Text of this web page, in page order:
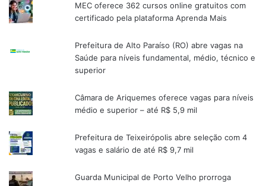
MEC oferece 362 cursos online gratuitos com
certificado pela plataforma Aprenda Mais
Prefeitura de Alto Paraíso (RO) abre vagas na
Saúde para níveis fundamental, médio, técnico e
superior
Câmara de Ariquemes oferece vagas para níveis
médio e superior – até R$ 5,9 mil
Prefeitura de Teixeirópolis abre seleção com 4
vagas e salário de até R$ 9,7 mil
Guarda Municipal de Porto Velho prorroga